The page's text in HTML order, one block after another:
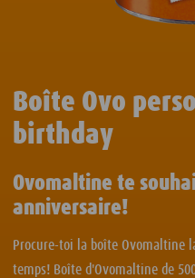
Boîte Ovo
birthday
Ovomaltine te
anniversaire!
Procure-toi la boîte Ovomaltine
temps! Boîte d'Ovomaltine de